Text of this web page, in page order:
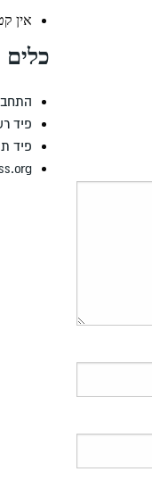
אין
כלים
פיד
פיד